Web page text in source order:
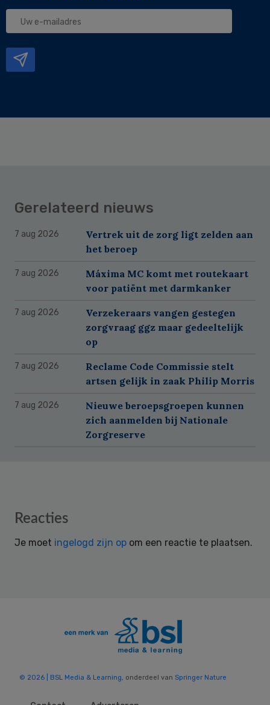
Uw
Gerelateerd nieuws
7 aug 2026
Vertrek uit de zorg ligt zelden aan
het beroep
7 aug 2026
Máxima MC komt met routekaart
voor patiënt met darmkanker
7 aug 2026
Verzekeraars vangen gestegen
zorgvraag ggz maar gedeeltelijk
op
7 aug 2026
Reclame Code Commissie stelt
artsen gelijk in zaak Philip Morris
7 aug 2026
Nieuwe beroepsgroepen kunnen
zich aanmelden bij Nationale
Zorgreserve
Reader
Reacties
Je moet ingelogd zijn op om een reactie te plaatsen.
© 2026 | BSL Media & Learning, onderdeel van Springer Nature